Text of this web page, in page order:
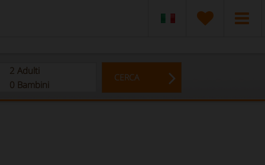
2 Adulti
0 Bambini
CERCA